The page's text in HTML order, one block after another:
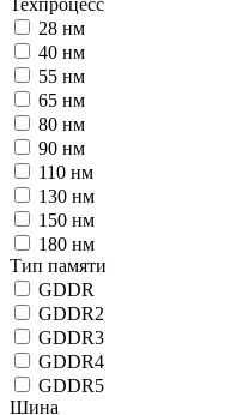
28 нм
40 нм
55 нм
65 нм
80 нм
90 нм
110 нм
130 нм
150 нм
180 нм
Тип памяти
GDDR
GDDR2
GDDR3
GDDR4
GDDR5
Шина